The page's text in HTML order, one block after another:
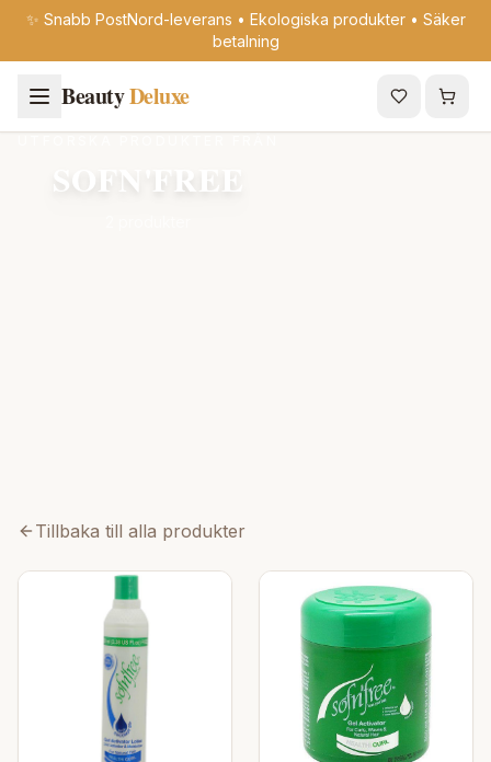
✨ Snabb PostNord-leverans • Ekologiska produkter • Säker
betalning
BeautyDeluxe
SOFN'FREE
Tillbaka till alla produkter